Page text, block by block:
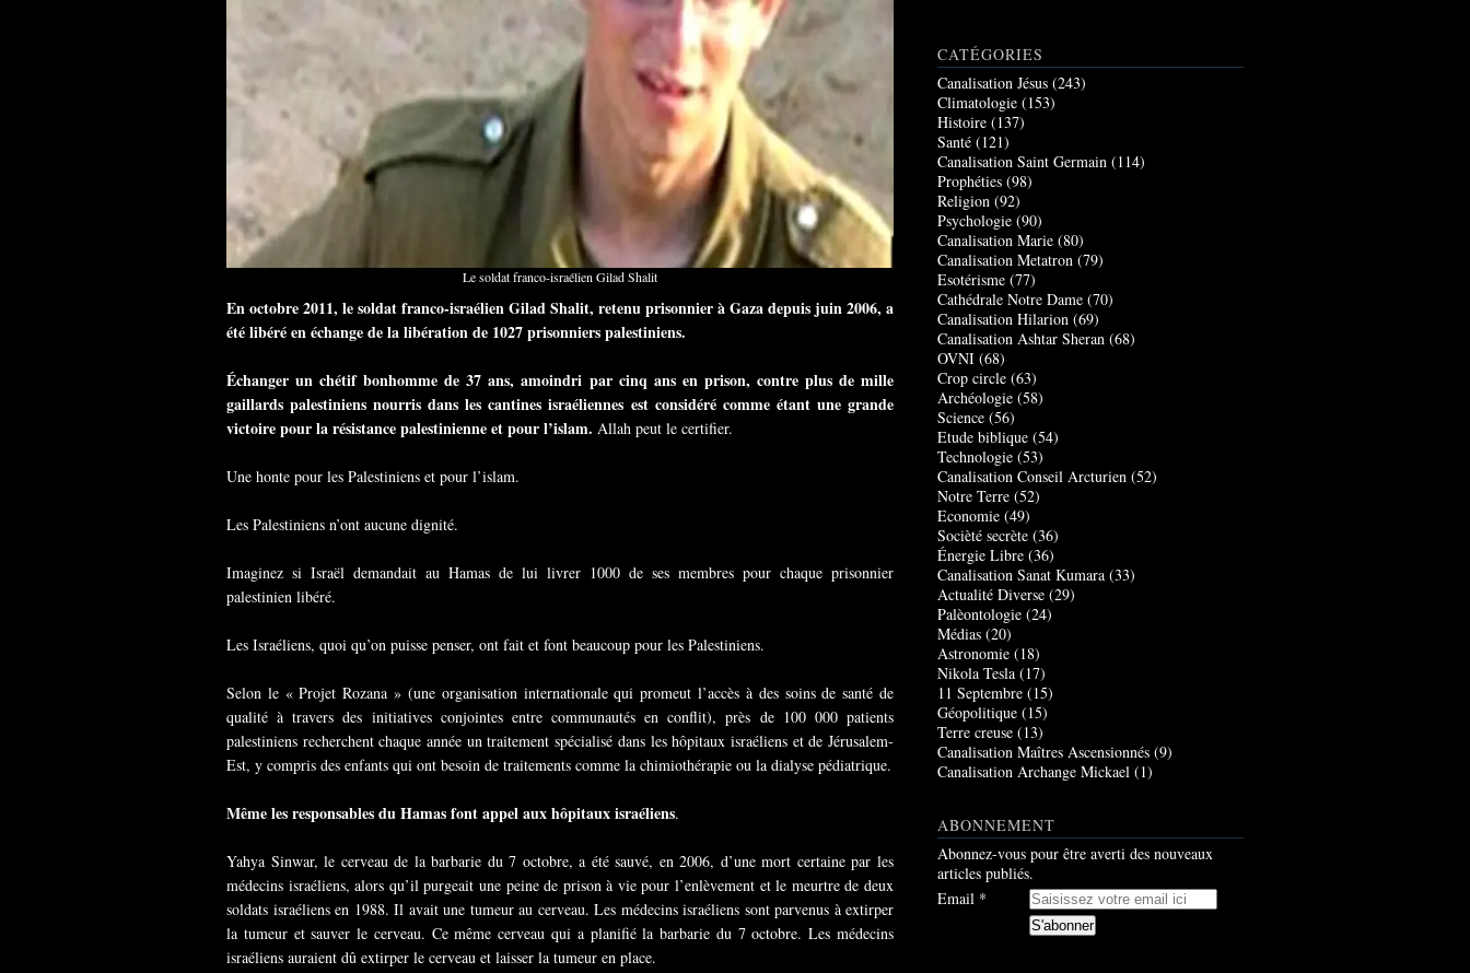
Le soldat franco-israélien Gilad Shalit
En octobre 2011, le soldat franco-israélien Gilad Shalit, retenu prisonnier à Gaza depuis juin 2006, a
été libéré en échange de la libération de 1027 prisonniers palestiniens.
Échanger un chétif bonhomme de 37 ans, amoindri par cinq ans en prison, contre plus de mille
gaillards palestiniens nourris dans les cantines israéliennes est considéré comme étant une grande
victoire pour la résistance palestinienne et pour l’islam. Allah peut le certifier.
Une honte pour les Palestiniens et pour l’islam.
Les Palestiniens n’ont aucune dignité.
Imaginez si Israël demandait au Hamas de lui livrer 1000 de ses membres pour chaque prisonnier
palestinien libéré.
Les Israéliens, quoi qu’on puisse penser, ont fait et font beaucoup pour les Palestiniens.
Selon le « Projet Rozana » (une organisation internationale qui promeut l’accès à des soins de santé de
qualité à travers des initiatives conjointes entre communautés en conflit), près de 100 000 patients
palestiniens recherchent chaque année un traitement spécialisé dans les hôpitaux israéliens et de Jérusalem-
Est, y compris des enfants qui ont besoin de traitements comme la chimiothérapie ou la dialyse pédiatrique.
Même les responsables du Hamas font appel aux hôpitaux israéliens.
Yahya Sinwar, le cerveau de la barbarie du 7 octobre, a été sauvé, en 2006, d’une mort certaine par les
médecins israéliens, alors qu’il purgeait une peine de prison à vie pour l’enlèvement et le meurtre de deux
soldats israéliens en 1988. Il avait une tumeur au cerveau. Les médecins israéliens sont parvenus à extirper
la tumeur et sauver le cerveau. Ce même cerveau qui a planifié la barbarie du 7 octobre. Les médecins
israéliens auraient dû extirper le cerveau et laisser la tumeur en place.
CATÉGORIES
Canalisation Jésus (243)
Climatologie (153)
Histoire (137)
Santé (121)
Canalisation Saint Germain (114)
Prophéties (98)
Religion (92)
Psychologie (90)
Canalisation Marie (80)
Canalisation Metatron (79)
Esotérisme (77)
Cathédrale Notre Dame (70)
Canalisation Hilarion (69)
Canalisation Ashtar Sheran (68)
OVNI (68)
Crop circle (63)
Archéologie (58)
Science (56)
Etude biblique (54)
Technologie (53)
Canalisation Conseil Arcturien (52)
Notre Terre (52)
Economie (49)
Socièté secrète (36)
Énergie Libre (36)
Canalisation Sanat Kumara (33)
Actualité Diverse (29)
Palèontologie (24)
Médias (20)
Astronomie (18)
Nikola Tesla (17)
11 Septembre (15)
Géopolitique (15)
Terre creuse (13)
Canalisation Maîtres Ascensionnés (9)
Canalisation Archange Mickael (1)
ABONNEMENT
Abonnez-vous pour être averti des nouveaux
articles publiés.
Email